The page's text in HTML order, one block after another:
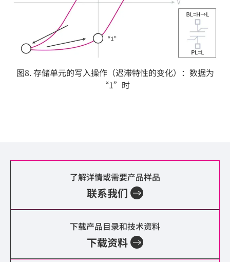
图8. 存储单元的写入操作（迟滞特性的变化）：数据为
“1”时
了解详情或需要产品样品
联系我们
下载产品目录和技术资料
下载资料